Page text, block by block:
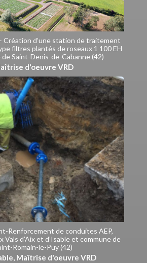
Création d’une station de traitement
filtres plantés de roseaux 1 100 EH
de Saint-Denis-de-Cabanne (42)
d'oeuvre VRD
Renforcement de conduites AEP,
Vals d’Aix et d’Isable et commune de
Romain-le-Puy (42)
, Maîtrise d'oeuvre VRD